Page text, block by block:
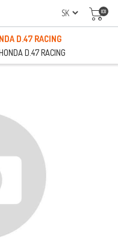
(0)
D.47 RACING
D.47 RACING